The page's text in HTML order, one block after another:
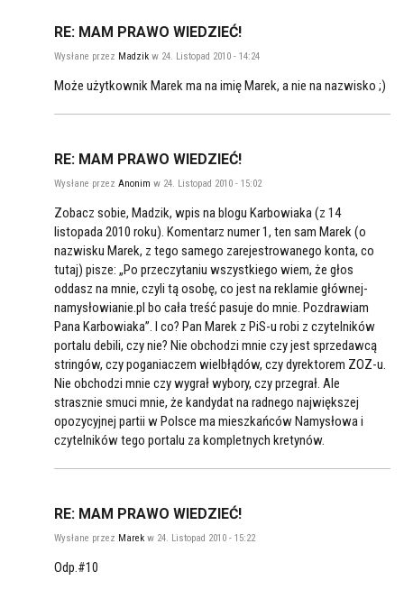
RE: MAM PRAWO WIEDZIEĆ!
Wysłane przez Madzik w 24. Listopad 2010 - 14:24
Może użytkownik Marek ma na imię Marek, a nie na nazwisko ;)
RE: MAM PRAWO WIEDZIEĆ!
Wysłane przez Anonim w 24. Listopad 2010 - 15:02
Zobacz sobie, Madzik, wpis na blogu Karbowiaka (z 14
listopada 2010 roku). Komentarz numer 1, ten sam Marek (o
nazwisku Marek, z tego samego zarejestrowanego konta, co
tutaj) pisze: „Po przeczytaniu wszystkiego wiem, że głos
oddasz na mnie, czyli tą osobę, co jest na reklamie głównej-
namysłowianie.pl bo cała treść pasuje do mnie. Pozdrawiam
Pana Karbowiaka”. I co? Pan Marek z PiS-u robi z czytelników
portalu debili, czy nie? Nie obchodzi mnie czy jest sprzedawcą
stringów, czy poganiaczem wielbłądów, czy dyrektorem ZOZ-u.
Nie obchodzi mnie czy wygrał wybory, czy przegrał. Ale
strasznie smuci mnie, że kandydat na radnego największej
opozycyjnej partii w Polsce ma mieszkańców Namysłowa i
czytelników tego portalu za kompletnych kretynów.
RE: MAM PRAWO WIEDZIEĆ!
Wysłane przez Marek w 24. Listopad 2010 - 15:22
Odp.#10